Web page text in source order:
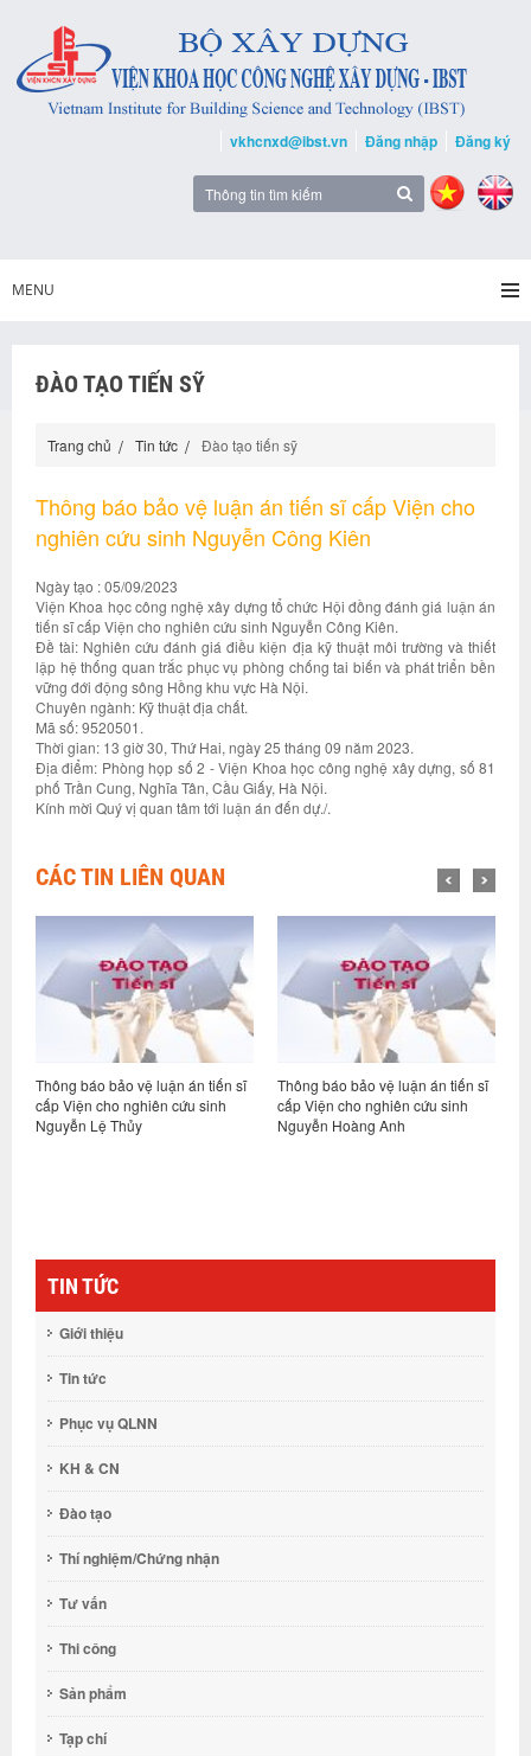
vkhcnxd@ibst.vn Đăng nhập Đăng ký
MENU
ĐÀO TẠO TIẾN SỸ
Trang chủ Tin tức Đào tạo tiến sỹ
Thông báo bảo vệ luận án tiến sĩ cấp Viện cho
nghiên cứu sinh Nguyễn Công Kiên
Ngày tạo : 05/09/2023
Viện Khoa học công nghệ xây dựng tổ chức Hội đồng đánh giá luận án
tiến sĩ cấp Viện cho nghiên cứu sinh Nguyễn Công Kiên.
Đề tài: Nghiên cứu đánh giá điều kiện địa kỹ thuật môi trường và thiết
lập hệ thống quan trắc phục vụ phòng chống tai biến và phát triển bền
vững đới động sông Hồng khu vực Hà Nội.
Chuyên ngành: Kỹ thuật địa chất.
Mã số: 9520501.
Thời gian: 13 giờ 30, Thứ Hai, ngày 25 tháng 09 năm 2023.
Địa điểm: Phòng họp số 2 - Viện Khoa học công nghệ xây dựng, số 81
phố Trần Cung, Nghĩa Tân, Cầu Giấy, Hà Nội.
Kính mời Quý vị quan tâm tới luận án đến dự./.
CÁC TIN LIÊN QUAN
Thông báo bảo vệ luận án tiến sĩ
cấp Viện cho nghiên cứu sinh
Nguyễn Lệ Thủy
Thông báo bảo vệ luận án tiến sĩ
cấp Viện cho nghiên cứu sinh
Nguyễn Hoàng Anh
TIN TỨC
Giới thiệu
Tin tức
Phục vụ QLNN
KH & CN
Đào tạo
Thí nghiệm/Chứng nhận
Tư vấn
Thi công
Sản phẩm
Tạp chí